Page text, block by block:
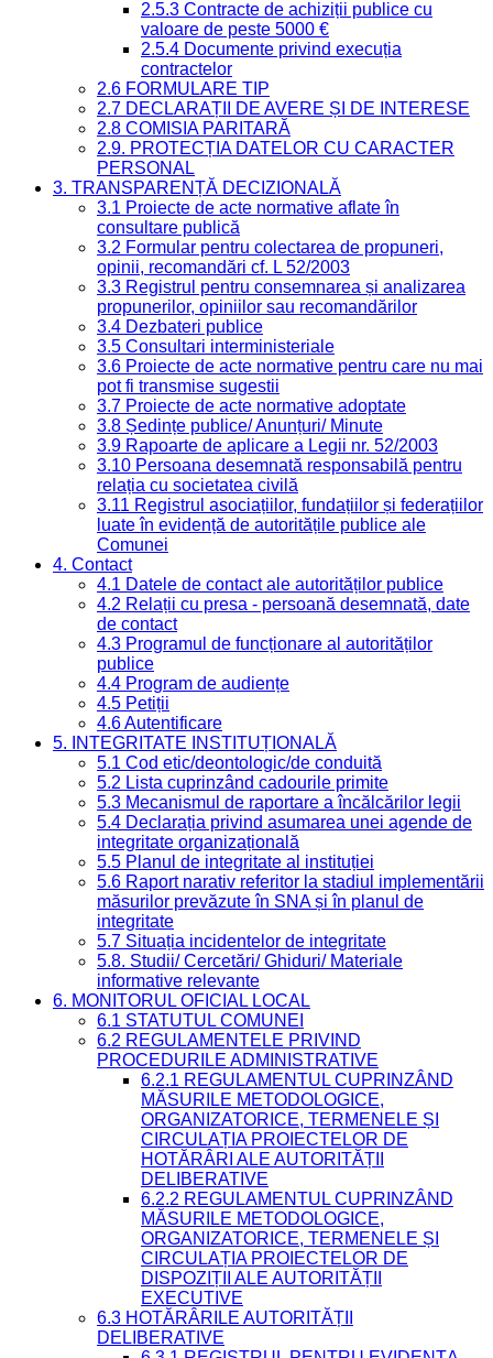
2.5.3 Contracte de achiziții publice cu
valoare de peste 5000 €
2.5.4 Documente privind execuția
contractelor
2.6 FORMULARE TIP
2.7 DECLARAȚII DE AVERE ȘI DE INTERESE
2.8 COMISIA PARITARĂ
2.9. PROTECȚIA DATELOR CU CARACTER
PERSONAL
3. TRANSPARENȚĂ DECIZIONALĂ
3.1 Proiecte de acte normative aflate în
consultare publică
3.2 Formular pentru colectarea de propuneri,
opinii, recomandări cf. L 52/2003
3.3 Registrul pentru consemnarea și analizarea
propunerilor, opiniilor sau recomandărilor
3.4 Dezbateri publice
3.5 Consultari interministeriale
3.6 Proiecte de acte normative pentru care nu mai
pot fi transmise sugestii
3.7 Proiecte de acte normative adoptate
3.8 Ședințe publice/ Anunțuri/ Minute
3.9 Rapoarte de aplicare a Legii nr. 52/2003
3.10 Persoana desemnată responsabilă pentru
relația cu societatea civilă
3.11 Registrul asociațiilor, fundațiilor și federațiilor
luate în evidență de autoritățile publice ale
Comunei
4. Contact
4.1 Datele de contact ale autorităților publice
4.2 Relații cu presa - persoană desemnată, date
de contact
4.3 Programul de funcționare al autorităților
publice
4.4 Program de audiențe
4.5 Petiții
4.6 Autentificare
5. INTEGRITATE INSTITUȚIONALĂ
5.1 Cod etic/deontologic/de conduită
5.2 Lista cuprinzând cadourile primite
5.3 Mecanismul de raportare a încălcărilor legii
5.4 Declarația privind asumarea unei agende de
integritate organizațională
5.5 Planul de integritate al instituției
5.6 Raport narativ referitor la stadiul implementării
măsurilor prevăzute în SNA și în planul de
integritate
5.7 Situația incidentelor de integritate
5.8. Studii/ Cercetări/ Ghiduri/ Materiale
informative relevante
6. MONITORUL OFICIAL LOCAL
6.1 STATUTUL COMUNEI
6.2 REGULAMENTELE PRIVIND
PROCEDURILE ADMINISTRATIVE
6.2.1 REGULAMENTUL CUPRINZÂND
MĂSURILE METODOLOGICE,
ORGANIZATORICE, TERMENELE ȘI
CIRCULAȚIA PROIECTELOR DE
HOTĂRÂRI ALE AUTORITĂȚII
DELIBERATIVE
6.2.2 REGULAMENTUL CUPRINZÂND
MĂSURILE METODOLOGICE,
ORGANIZATORICE, TERMENELE ȘI
CIRCULAȚIA PROIECTELOR DE
DISPOZIȚII ALE AUTORITĂȚII
EXECUTIVE
6.3 HOTĂRÂRILE AUTORITĂȚII
DELIBERATIVE